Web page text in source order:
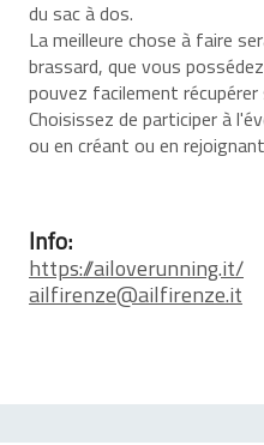
du sac à dos.
La meilleure chose à faire
brassard, que vous
pouvez facilement
Choisissez de participer à
ou en créant ou en
Info:
https://ailoverunning.it/
ailfirenze@ailfirenze.it